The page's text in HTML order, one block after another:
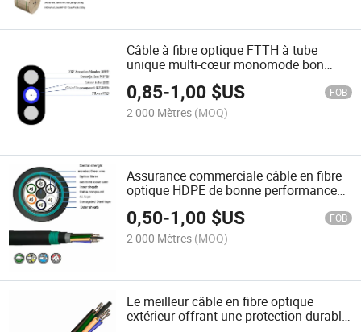
Câble à fibre optique FTTH à tube
unique multi-cœur monomode bon
marché de Shenzhen pour extérieur en
vente 4 8 12 Cœur 1fo 2fo
0,85-1,00 $US FOB
2 000 Mètres (MOQ)
Assurance commerciale câble en fibre
optique HDPE de bonne performance
avec protection UV pour prévenir les
dommages mécaniques
0,50-1,00 $US FOB
2 000 Mètres (MOQ)
Le meilleur câble en fibre optique
extérieur offrant une protection durable